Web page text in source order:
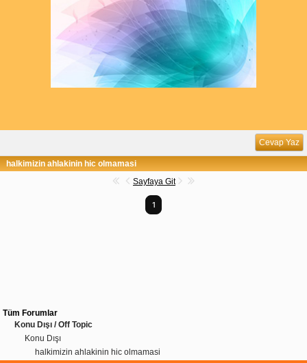
Cevap Yaz
halkimizin ahlakinin hic olmamasi
Sayfaya Git
1
Tüm Forumlar
Konu Dışı / Off Topic
Konu Dışı
halkimizin ahlakinin hic olmamasi